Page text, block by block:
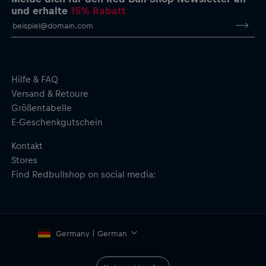
Flacher Schirm
Material: 100 % Baumwolle
und erhalte15% Rabatt
Hilfe & FAQ
Versand & Retoure
Größentabelle
E-Geschenkgutschein
Kontakt
Stores
Find Redbullshop on social media:
Germany | German